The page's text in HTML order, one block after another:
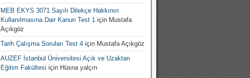
MEB EKYS 3071 Sayılı Dilekçe Hakkının
Kullanılmasına Dair Kanun Test 1için Mustafa
Açıkgöz
Tarih Çalışma Soruları Test 4için Mustafa Açıkgöz
AUZEF İstanbul Üniversitesi Açık ve Uzaktan
Eğitim Fakültesi için Hüsna yalçın